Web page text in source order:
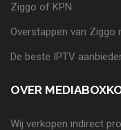
Ziggo of KPN
Overstappen van Ziggo
De beste IPTV
OVER
Wij verkopen indirect